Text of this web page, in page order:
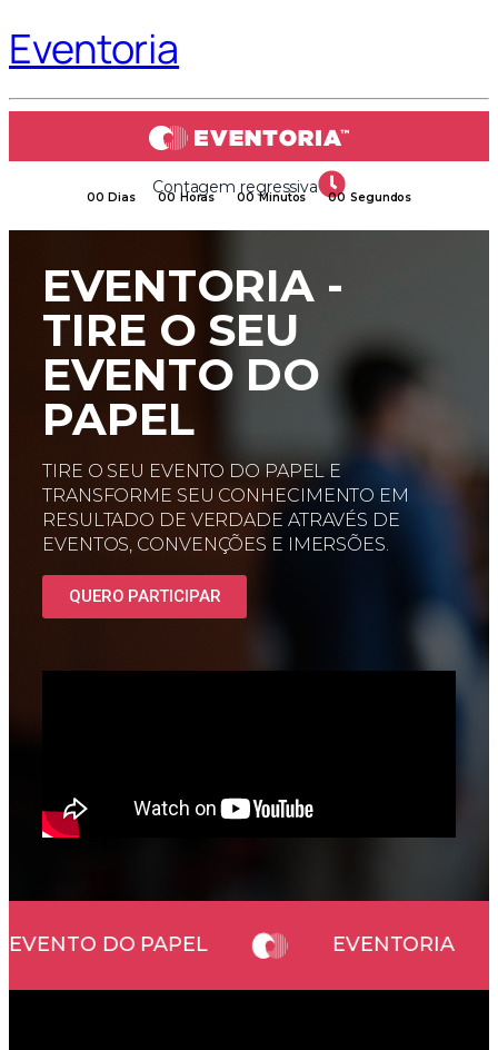
Eventoria
Contagem regressiva
00 Dias 00 Horas 00 Minutos 00 Segundos
EVENTORIA -
TIRE O SEU
EVENTO DO
PAPEL
TIRE O SEU EVENTO DO PAPEL E
TRANSFORME SEU CONHECIMENTO EM
RESULTADO DE VERDADE ATRAVÉS DE
EVENTOS, CONVENÇÕES E IMERSÕES.
QUERO PARTICIPAR
EVENTO DO PAPEL EVENTORIA